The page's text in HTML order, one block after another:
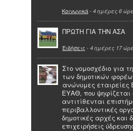
Κοινωνικά- 4 ημέρες 6
ΠΡΩΤΗ ΓΙΑ ΤΗΝ ΑΣΑ
Ειδήσεις - 4 ημέρες 17
Στο νομοσχέδιο για
των δημοτικών
ανώνυμες εταιρείες
ΕΥΑΘ, που ψηφίζεται
αντιτίθενται
περιβαλλοντικές
δημοτικές αρχές και
επιχειρήσεις